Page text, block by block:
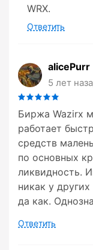
WRX.
Ответить
alicePurr
5 лет
Биржа Wazirx
работает
средств
по основных
ликвидность.
никак у
да как.
Ответить